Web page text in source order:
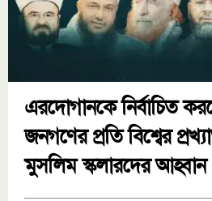
এরদোগানকে নির্বাচিত
জনগণের প্রতি বিশ্বের
মুসলিম স্কলারদের আহ্বান